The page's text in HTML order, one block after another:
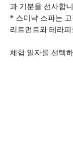
과 기분을 선사합
* 스미냑 스파는
리트먼트와 테라
체험 일자를 선택